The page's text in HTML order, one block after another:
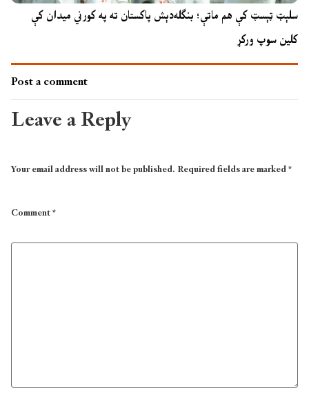
سلېټ ټېسټ کې هم ماتې؛ بنګله‌دېش پاکستان ته په کورني میدان کې
کلین سوپ ورکړ
Post a comment
Leave a Reply
Your email address will not be published.Required fields are marked*
Comment*